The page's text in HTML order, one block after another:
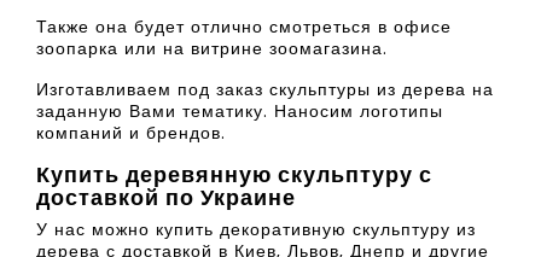
Также она будет отлично смотреться в офисе
зоопарка или на витрине зоомагазина.
Изготавливаем под заказ скульптуры из дерева на
заданную Вами тематику. Наносим логотипы
компаний и брендов.
Купить деревянную скульптуру с
доставкой по Украине
У нас можно купить декоративную скульптуру из
дерева с доставкой в Киев, Львов, Днепр и другие